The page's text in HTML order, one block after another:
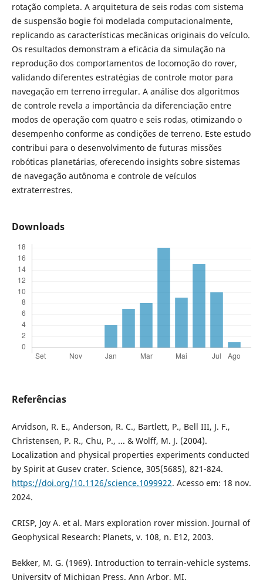
rotação completa. A arquitetura de seis rodas com sistema
de suspensão bogie foi modelada computacionalmente,
replicando as características mecânicas originais do veículo.
Os resultados demonstram a eficácia da simulação na
reprodução dos comportamentos de locomoção do rover,
validando diferentes estratégias de controle motor para
navegação em terreno irregular. A análise dos algoritmos
de controle revela a importância da diferenciação entre
modos de operação com quatro e seis rodas, otimizando o
desempenho conforme as condições de terreno. Este estudo
contribui para o desenvolvimento de futuras missões
robóticas planetárias, oferecendo insights sobre sistemas
de navegação autônoma e controle de veículos
extraterrestres.
Downloads
Referências
Arvidson, R. E., Anderson, R. C., Bartlett, P., Bell III, J. F.,
Christensen, P. R., Chu, P., ... & Wolff, M. J. (2004).
Localization and physical properties experiments conducted
by Spirit at Gusev crater. Science, 305(5685), 821-824.
https://doi.org/10.1126/science.1099922. Acesso em: 18 nov.
2024.
CRISP, Joy A. et al. Mars exploration rover mission. Journal of
Geophysical Research: Planets, v. 108, n. E12, 2003.
Bekker, M. G. (1969). Introduction to terrain-vehicle systems.
University of Michigan Press. Ann Arbor, MI.